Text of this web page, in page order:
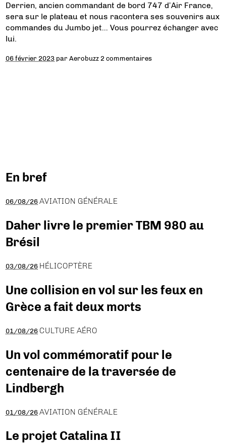
Derrien, ancien commandant de bord 747 d’Air France,
sera sur le plateau et nous racontera ses souvenirs aux
commandes du Jumbo jet… Vous pourrez échanger avec
lui.
06 février 2023 parAerobuzz 2 commentaires
En bref
06/08/26 AVIATION GÉNÉRALE
Daher livre le premier TBM 980 au
Brésil
03/08/26 HÉLICOPTÈRE
Une collision en vol sur les feux en
Grèce a fait deux morts
01/08/26 CULTURE AÉRO
Un vol commémoratif pour le
centenaire de la traversée de
Lindbergh
01/08/26 AVIATION GÉNÉRALE
Le projet Catalina II